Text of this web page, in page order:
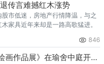
传言难撼红木涨势
低迷，房地产行情降温，与之
家具近年来却是一路高歌猛进。
846
《牛安绘画作品展》在瑜舍中庭开幕（图文）